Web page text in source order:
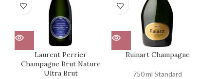
Laurent Perrier
Champagne Brut Nature
Ultra Brut
Ruinart Champagne
750 ml Standard